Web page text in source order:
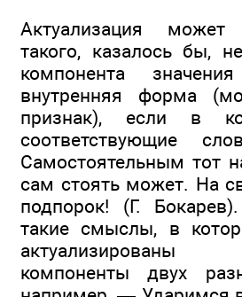
Актуализация
такого, казалось бы,
компонента
внутренняя форма
признак), если в
соответствующие
Самостоятельным тот
сам стоять может. На
подпорок! (Г.
такие смыслы, в
актуализированы
компоненты двух